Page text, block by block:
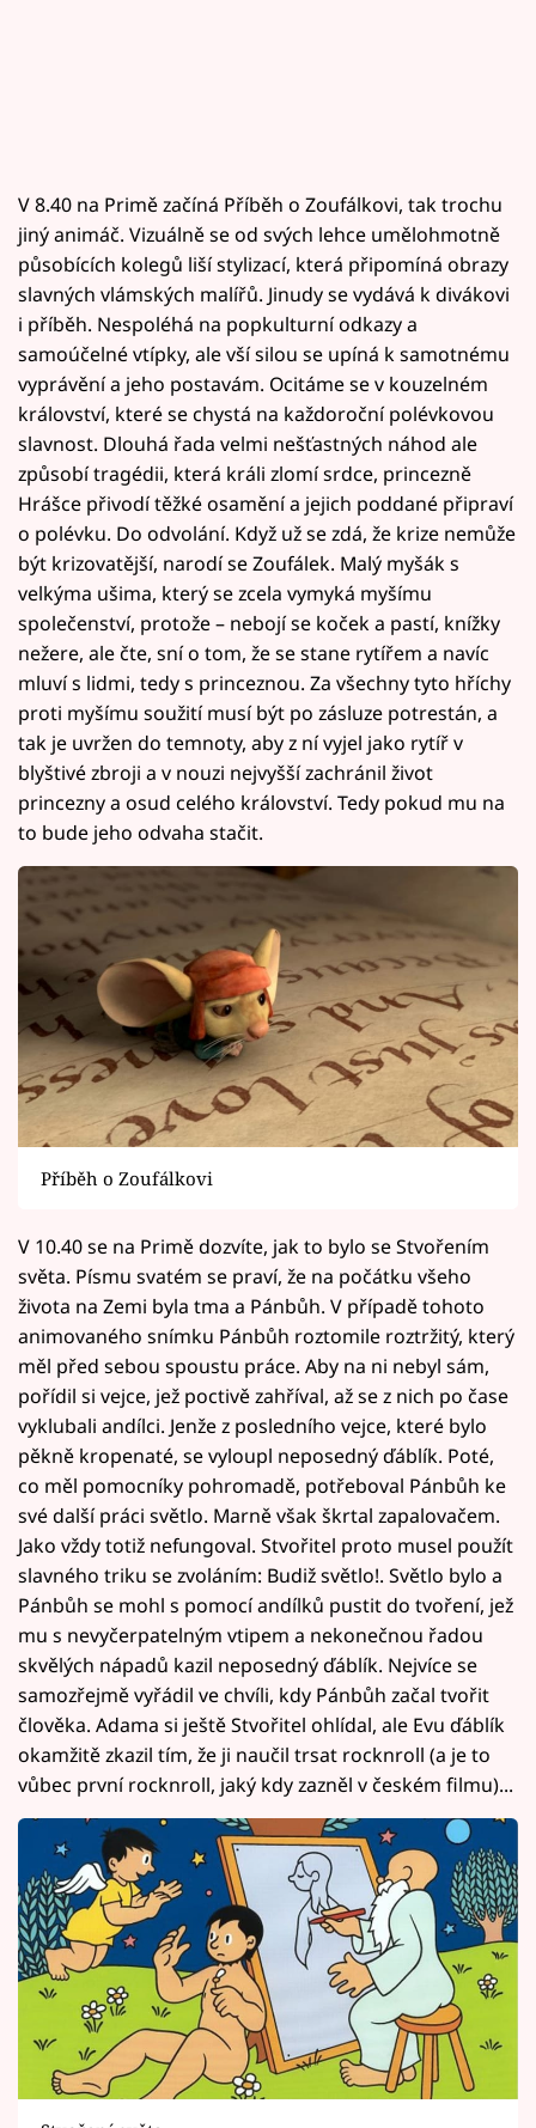
V 8.40 na Primě začíná Příběh o Zoufálkovi, tak trochu
jiný animáč. Vizuálně se od svých lehce umělohmotně
působících kolegů liší stylizací, která připomíná obrazy
slavných vlámských malířů. Jinudy se vydává k divákovi
i příběh. Nespoléhá na popkulturní odkazy a
samoúčelné vtípky, ale vší silou se upíná k samotnému
vyprávění a jeho postavám. Ocitáme se v kouzelném
království, které se chystá na každoroční polévkovou
slavnost. Dlouhá řada velmi nešťastných náhod ale
způsobí tragédii, která králi zlomí srdce, princezně
Hrášce přivodí těžké osamění a jejich poddané připraví
o polévku. Do odvolání. Když už se zdá, že krize nemůže
být krizovatější, narodí se Zoufálek. Malý myšák s
velkýma ušima, který se zcela vymyká myšímu
společenství, protože – nebojí se koček a pastí, knížky
nežere, ale čte, sní o tom, že se stane rytířem a navíc
mluví s lidmi, tedy s princeznou. Za všechny tyto hříchy
proti myšímu soužití musí být po zásluze potrestán, a
tak je uvržen do temnoty, aby z ní vyjel jako rytíř v
blyštivé zbroji a v nouzi nejvyšší zachránil život
princezny a osud celého království. Tedy pokud mu na
to bude jeho odvaha stačit.
Příběh o Zoufálkovi
V 10.40 se na Primě dozvíte, jak to bylo se Stvořením
světa. Písmu svatém se praví, že na počátku všeho
života na Zemi byla tma a Pánbůh. V případě tohoto
animovaného snímku Pánbůh roztomile roztržitý, který
měl před sebou spoustu práce. Aby na ni nebyl sám,
pořídil si vejce, jež poctivě zahříval, až se z nich po čase
vyklubali andílci. Jenže z posledního vejce, které bylo
pěkně kropenaté, se vyloupl neposedný ďáblík. Poté,
co měl pomocníky pohromadě, potřeboval Pánbůh ke
své další práci světlo. Marně však škrtal zapalovačem.
Jako vždy totiž nefungoval. Stvořitel proto musel použít
slavného triku se zvoláním: Budiž světlo!. Světlo bylo a
Pánbůh se mohl s pomocí andílků pustit do tvoření, jež
mu s nevyčerpatelným vtipem a nekonečnou řadou
skvělých nápadů kazil neposedný ďáblík. Nejvíce se
samozřejmě vyřádil ve chvíli, kdy Pánbůh začal tvořit
člověka. Adama si ještě Stvořitel ohlídal, ale Evu ďáblík
okamžitě zkazil tím, že ji naučil trsat rocknroll (a je to
vůbec první rocknroll, jaký kdy zazněl v českém filmu)...